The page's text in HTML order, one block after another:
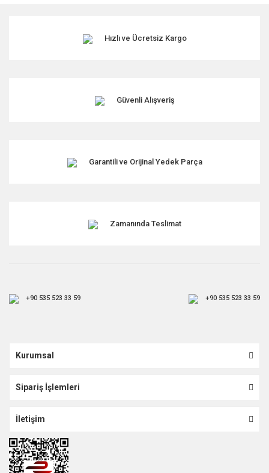
Hızlı ve Ücretsiz Kargo
Güvenli Alışveriş
Garantili ve Orijinal Yedek Parça
Zamanında Teslimat
+90 535 523 33 59 +90 535 523 33 59
Kurumsal
Sipariş İşlemleri
İletişim